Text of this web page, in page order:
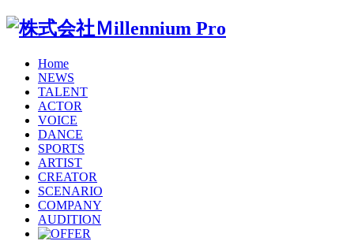
Home
NEWS
TALENT
ACTOR
VOICE
DANCE
SPORTS
ARTIST
CREATOR
SCENARIO
COMPANY
AUDITION